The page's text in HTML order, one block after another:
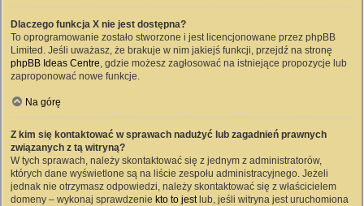
Dlaczego funkcja X nie jest dostępna?
To oprogramowanie zostało stworzone i jest licencjonowane przez phpBB
Limited. Jeśli uważasz, że brakuje w nim jakiejś funkcji, przejdź na stronę
phpBB Ideas Centre, gdzie możesz zagłosować na istniejące propozycje lub
zaproponować nowe funkcje.
Na górę
Z kim się kontaktować w sprawach nadużyć lub zagadnień prawnych
związanych z tą witryną?
W tych sprawach, należy skontaktować się z jednym z administratorów,
których dane wyświetlone są na liście zespołu administracyjnego. Jeżeli
jednak nie otrzymasz odpowiedzi, należy skontaktować się z właścicielem
domeny – wykonaj sprawdzenie kto to jestlub, jeśli witryna jest uruchomiona